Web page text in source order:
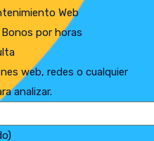
Web
Bonos por horas
web, redes o cualquier
analizar.